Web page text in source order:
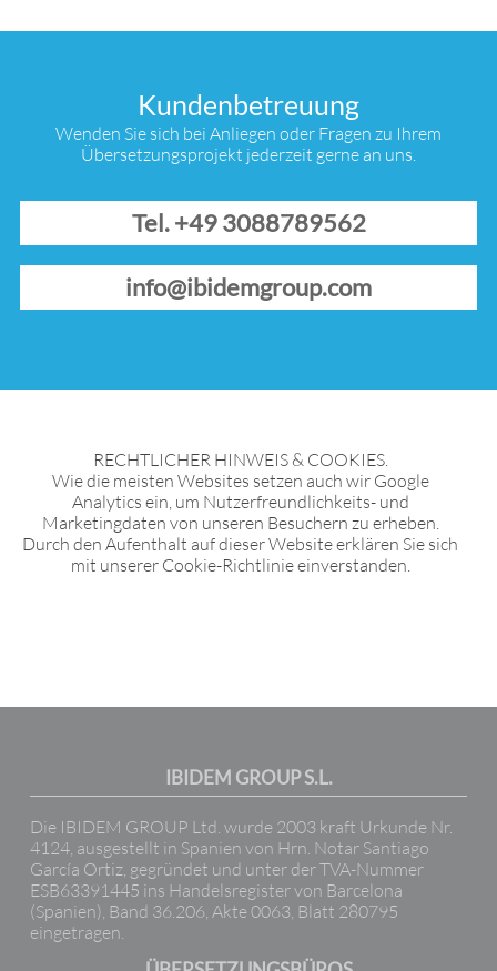
Kundenbetreuung
Wenden Sie sich bei Anliegen oder Fragen zu Ihrem
Übersetzungsprojekt jederzeit gerne an uns.
Tel. +49 3088789562
info@ibidemgroup.com
RECHTLICHER HINWEIS & COOKIES.
Wie die meisten Websites setzen auch wir Google
Analytics ein, um Nutzerfreundlichkeits- und
Marketingdaten von unseren Besuchern zu erheben.
Durch den Aufenthalt auf dieser Website erklären Sie sich
mit unserer Cookie-Richtlinie einverstanden.
IBIDEM GROUP S.L.
Die IBIDEM GROUP Ltd. wurde 2003 kraft Urkunde Nr.
4124, ausgestellt in Spanien von Hrn. Notar Santiago
García Ortiz, gegründet und unter der TVA-Nummer
ESB63391445 ins Handelsregister von Barcelona
(Spanien), Band 36.206, Akte 0063, Blatt 280795
eingetragen.